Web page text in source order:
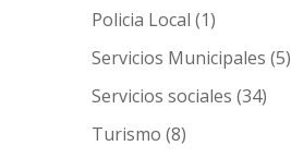
Policia Local (1)
Servicios Municipales (5)
Servicios sociales (34)
Turismo (8)